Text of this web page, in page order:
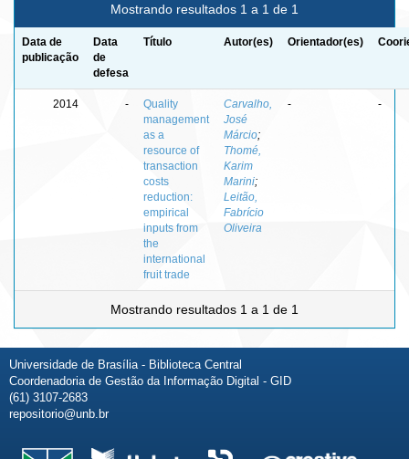
Mostrando resultados 1 a 1 de 1
Data de
publicação
Data
de
defesa
Título Autor(es) Orientador(es)
2014 -
Quality
management
as a
resource of
transaction
costs
reduction:
empirical
inputs from
the
international
fruit trade
Carvalho,
José
Márcio;
Thomé,
Karim
Marini;
Leitão,
Fabrício
Oliveira
- -
Mostrando resultados 1 a 1 de 1
Universidade de Brasília - Biblioteca Central
Coordenadoria de Gestão da Informação Digital - GID
(61) 3107-2683
repositorio@unb.br